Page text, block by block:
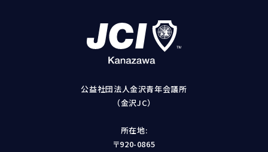
公益社団法人金沢青年会議所
（金沢JC）
所在地:
〒920-0865